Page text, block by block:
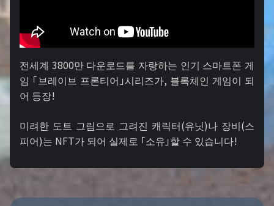
전세계 3800만 다운로드를 자랑하는 인기 스마트폰 게
임 「브레이브 프론티어」시리즈가, 블록체인 게임이 되
어 등장!
미려한 도트 그림으로 그려진 캐릭터(유닛)나 장비(스
피어)는 NFT가 되어 실제로 「소유」할 수 있습니다!